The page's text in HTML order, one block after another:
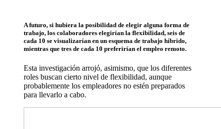
A futuro, si hubiera la posibilidad de elegir alguna forma de
trabajo, los colaboradores elegirían la flexibilidad, seis de
cada 10 se visualizarían en un esquema de trabajo híbrido,
mientras que tres de cada 10 preferirían el empleo remoto.
Esta investigación arrojó, asimismo, que los diferentes
roles buscan cierto nivel de flexibilidad, aunque
probablemente los empleadores no estén preparados
para llevarlo a cabo.